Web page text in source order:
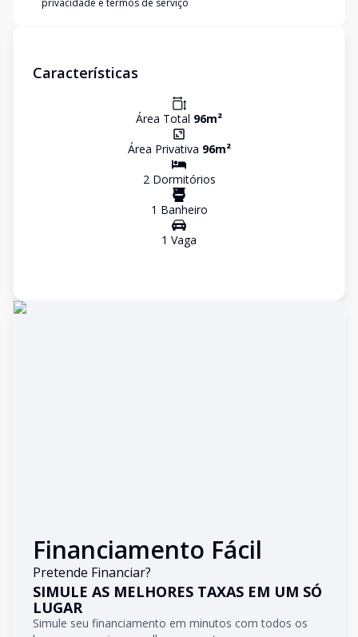
privacidade e termos de serviço
Características
Área Total 96m²
Área Privativa 96m²
2Dormitórios
1 Banheiro
1 Vaga
Financiamento Fácil
Pretende Financiar?
SIMULE AS MELHORES TAXAS EM UM SÓ
LUGAR
Simule seu financiamento em minutos com todos os